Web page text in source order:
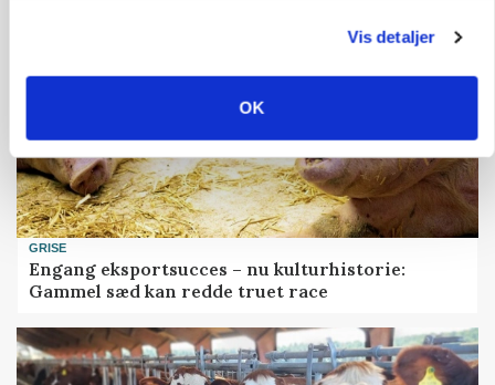
Vis detaljer
OK
GRISE
Engang eksportsucces – nu kulturhistorie:
Gammel sæd kan redde truet race